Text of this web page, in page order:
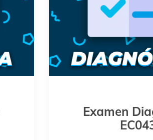
Examen